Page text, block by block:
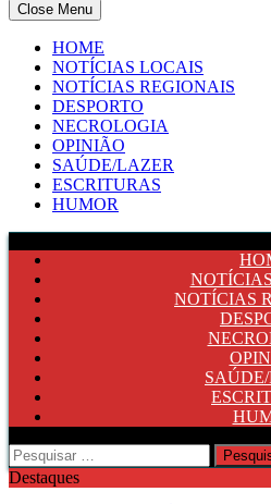
Comercio e Noticias
Notícias e Publicidade Online
Close Menu
HOME
NOTÍCIAS LOCAIS
NOTÍCIAS REGIONAIS
DESPORTO
NECROLOGIA
OPINIÃO
SAÚDE/LAZER
ESCRITURAS
HUMOR
NOTÍCIAS
Pesquisar
por:
Destaques